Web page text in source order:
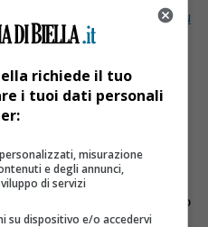
Fonte preferita su
per gli “usi civici”.
di cui è prima
regionale del gruppo
e vice presidente della
questione di terreni
un diritto di godimento
sussistente
richiede il tuo
i tuoi dati personali
misurazione
e degli annunci,
di servizi
su dispositivo e/o accedervi